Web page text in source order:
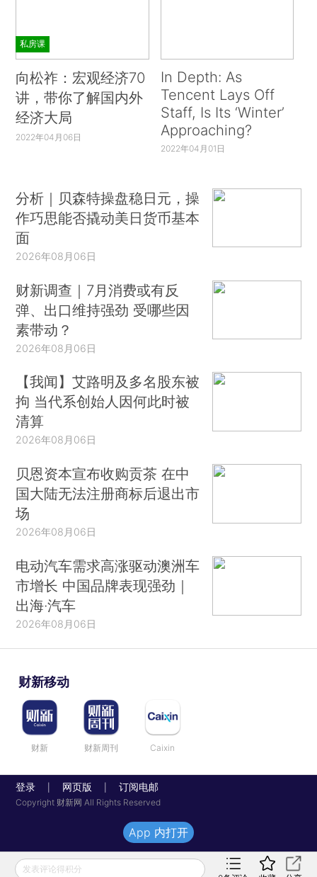
私房课
向松祚：宏观经济70
讲，带你了解国内外
经济大局
2022年04月06日
In Depth: As
Tencent Lays Off
Staff, Is Its ‘Winter’
Approaching?
2022年04月01日
分析｜贝森特操盘稳日元，操
作巧思能否撬动美日货币基本
面
2026年08月06日
财新调查｜7月消费或有反
弹、出口维持强劲 受哪些因
素带动？
2026年08月06日
【我闻】艾路明及多名股东被
拘 当代系创始人因何此时被
清算
2026年08月06日
贝恩资本宣布收购贡茶 在中
国大陆无法注册商标后退出市
场
2026年08月06日
电动汽车需求高涨驱动澳洲车
市增长 中国品牌表现强劲｜
出海·汽车
2026年08月06日
财新移动
财新 财新周刊 Caixin
登录 网页版 订阅电邮
Copyright 财新网 All Rights Reserved
发表评论得积分
App 内打开